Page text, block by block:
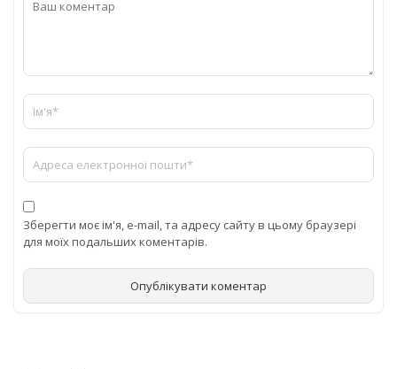
Зберегти моє ім'я, e-mail, та адресу сайту в цьому браузері
для моїх подальших коментарів.